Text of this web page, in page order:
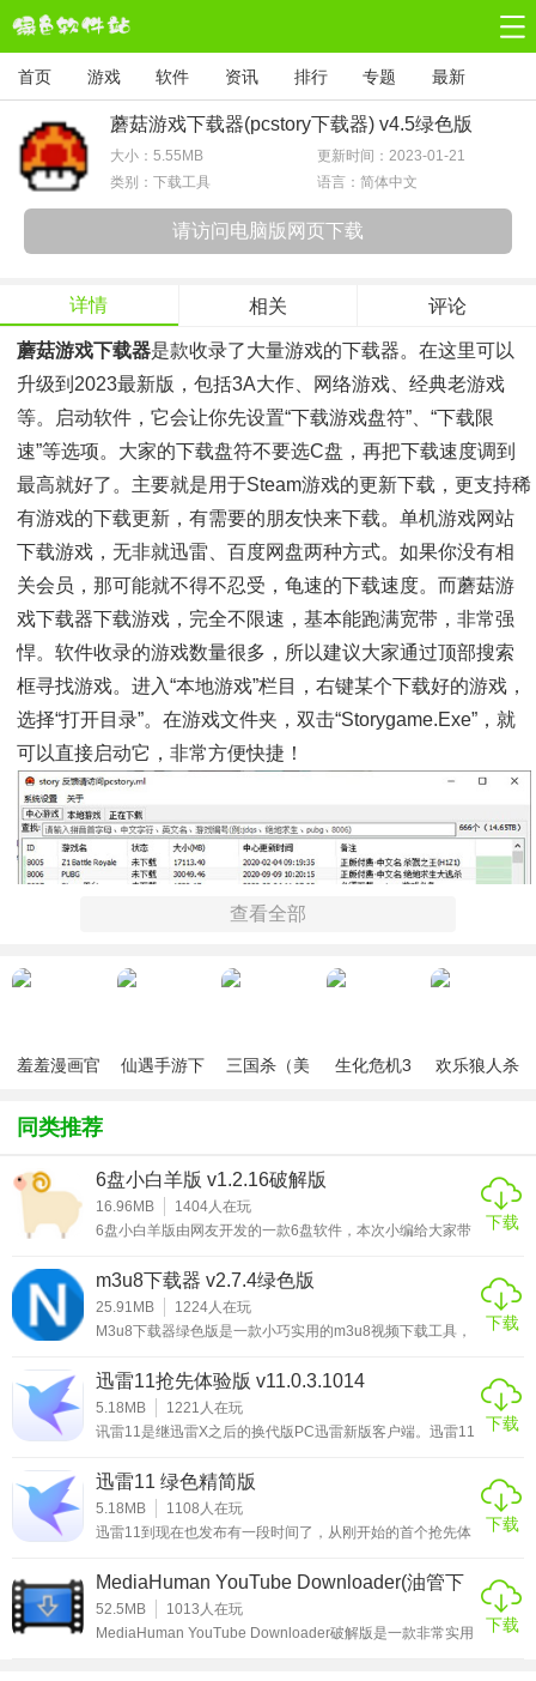
首页 游戏 软件 资讯 排行 专题 最新
蘑菇游戏下载器(pcstory下载器) v4.5绿色版
大小： 5.55MB
更新时间：2023-01-21
类别：下载工具
语言：简体中文
请访问电脑版网页下载
详情 相关 评论
蘑菇游戏下载器是款收录了大量游戏的下载器。在这里可以
升级到2023最新版，包括3A大作、网络游戏、经典老游戏
等。启动软件，它会让你先设置“下载游戏盘符”、“下载限
速”等选项。大家的下载盘符不要选C盘，再把下载速度调到
最高就好了。主要就是用于steam游戏的更新下载，更支持稀
有游戏的下载更新，有需要的朋友快来下载。单机游戏网站
下载游戏，无非就迅雷、百度网盘两种方式。如果你没有相
关会员，那可能就不得不忍受，龟速的下载速度。而蘑菇游
戏下载器下载游戏，完全不限速，基本能跑满宽带，非常强
悍。软件收录的游戏数量很多，所以建议大家通过顶部搜索
框寻找游戏。进入“本地游戏”栏目，右键某个下载好的游戏，
选择“打开目录”。在游戏文件夹，双击“storygame.exe”，就
可以直接启动它，非常方便快捷！
软件特色
1、基于开源bt协议实现p2p更新（请不要过分限制软件的上
2、请把pcstory安装在无盘更新软件的主服务端电脑上，才能
实现自动导入游戏到无盘更新软件数据库功能。
步到副服务器、自动添加到游戏菜单等功能。
4、请在路由器上映射TCP端口9927，提高p2p下载速度。
秒。
查看全部
羞羞漫画官
仙遇手游下
三国杀（美
生化危机3
欢乐狼人杀
同类推荐
6盘小白羊版 v1.2.16破解版
16.96MB 1404人在玩
6盘小白羊版由网友开发的一款6盘软件，本次小编给大家带
制，并且不限制下载速度，绿色小巧，下载解压即可使用非
常的方便，这是一款集网盘下载、资源搜索、BT任务于一身
的下载工具，绝对能够吸引大家，他能帮助大家备份电脑或
者手机上的各种文件，可以快速上传各种文件，还可以直接
下载
m3u8下载器 v2.7.4绿色版
25.91MB 1224人在玩
M3u8下载器绿色版是一款小巧实用的m3u8视频下载工具，
频都分割成了小片段，其m3u8就是来记录这一堆地址的文
件，使用本下载器可以快速的下载并合并成一个完整的视频
文件。N_m3u8DL-CLI软件功能强大，简单易用，目前它只
支持Windows平台。该程序依赖于ffmpeg.exe用于合并视
下载
迅雷11抢先体验版 v11.0.3.1014
5.18MB 1221 人在玩
讯雷11是继迅雷X之后的换代版PC迅雷新版客户端。迅雷11
为一，在迅雷云盘里，可以流畅的观看视频，从云盘取回文
件的速度，号称将前所未有的快！之前被许多忠实雷友们过
去一直吐槽的太像浏览器的问题，现在已经得到改进。这次
有着迅雷云盘的加持，而且得益于迅雷领先的下载技术，下
下载
迅雷11 绿色精简版
5.18MB 1108 人在玩
迅雷11到现在也发布有一段时间了，从刚开始的首个抢先体
了不少雷友的好评，得到了很多网友的肯定。在这一段时间
里，迅雷11再次突破自己。实现了全新的搜索功能，可以便
捷的搜索“下载、云盘、全网”中的内容。您云添加的文件，
也会在添加成功时弹出提示让您及时得知。开创性的将【下
下载
MediaHuman YouTube Downloader(油管下
载工具) v3.9.9.42破解版(含破解教程)
52.5MB 1013 人在玩
MediaHuman YouTube Downloader破解版是一款非常实用
下载